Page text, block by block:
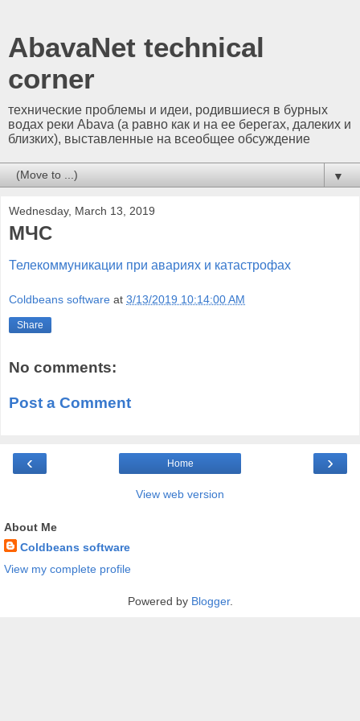
AbavaNet technical
corner
технические проблемы и идеи, родившиеся в бурных
водах реки Abava (а равно как и на ее берегах, далеких и
близких), выставленные на всеобщее обсуждение
▼
Wednesday, March 13, 2019
МЧС
Телекоммуникации при авариях и катастрофах
Coldbeans software at 3/13/2019 10:14:00 AM
Share
No comments:
Post a Comment
‹ ›
Home
View web version
About Me
Coldbeans software
View my complete profile
Powered by Blogger.